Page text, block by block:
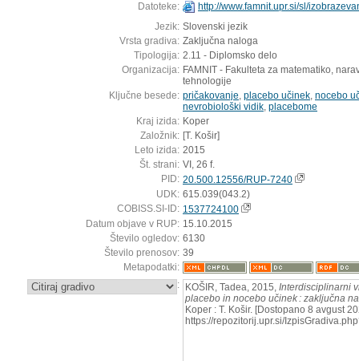
Datoteke:
http://www.famnit.upr.si/sl/
Jezik: Slovenski jezik
Vrsta gradiva: Zaključna naloga
Tipologija: 2.11 - Diplomsko delo
Organizacija: FAMNIT - Fakulteta za matematiko,
tehnologije
Ključne besede: pričakovanje placebo učinek nocebo
nevrobiološki vidik placebome
Kraj izida: Koper
Založnik: [T. Košir]
Leto izida: 2015
Št. strani: VI, 26 f.
PID: 20.500.12556/RUP-7240
UDK: 615.039(043.2)
COBISS.SI-ID: 1537724100
Datum objave v RUP: 15.10.2015
Število ogledov: 6130
Število prenosov: 39
Metapodatki:
: KOŠIR, Tadea, 2015, Interdisciplinarni
placebo in nocebo učinek : zaključna
Koper : T. Košir. [Dostopano 8 avgust
https://repozitorij.upr.si/